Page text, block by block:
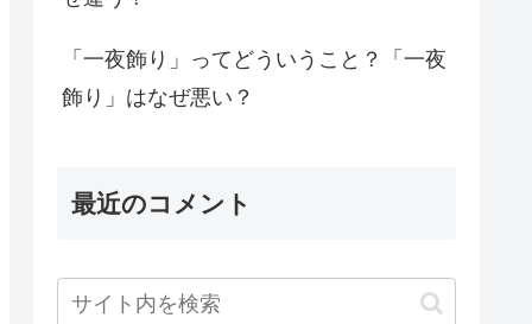
「一夜飾り」ってどういうこと？「一夜
飾り」はなぜ悪い？
最近のコメント